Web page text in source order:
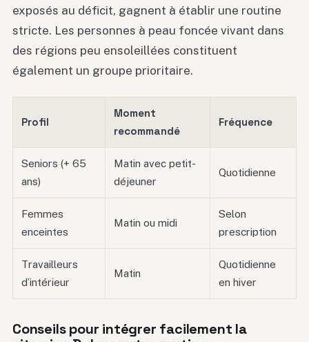
exposés au déficit, gagnent à établir une routine
stricte. Les personnes à peau foncée vivant dans
des régions peu ensoleillées constituent
également un groupe prioritaire.
Profil
Moment
recommandé
Fréquence
Seniors (+ 65
ans)
Matin avec petit-
déjeuner
Quotidienne
Femmes
enceintes
Matin ou midi
Selon
prescription
Travailleurs
d’intérieur
Matin
Quotidienne
en hiver
Conseils pour intégrer facilement la